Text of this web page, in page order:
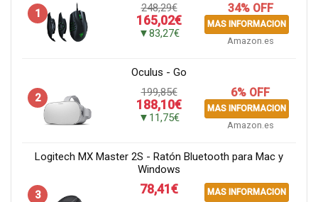
1
248,29€
165,02€
▼83,27€
34% OFF
MAS INFORMACION
Amazon.es
Oculus - Go
2
199,85€
188,10€
▼11,75€
6% OFF
MAS INFORMACION
Amazon.es
Logitech MX Master 2S - Ratón Bluetooth para Mac y
Windows
3
78,41€ MAS INFORMACION